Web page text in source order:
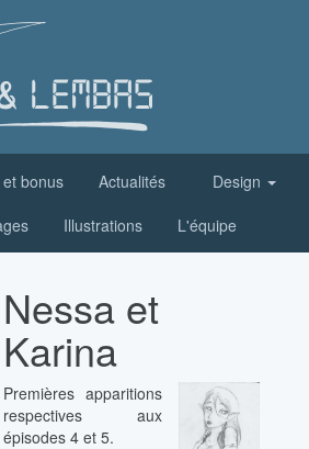
Design
bonus
Actualités
Illustrations L'équipe
Nessa et
Karina
Premières apparitions
respectives aux
épisodes 4 et 5.